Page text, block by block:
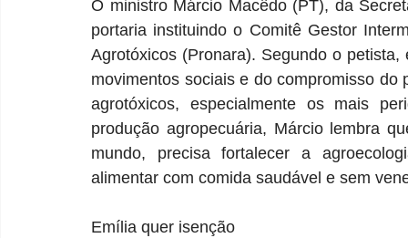
O ministro Márcio Macêdo (PT), da
portaria instituindo o Comitê Gestor
Agrotóxicos (Pronara). Segundo o
movimentos sociais e do compromisso
agrotóxicos, especialmente os mais
produção agropecuária, Márcio lembra
mundo, precisa fortalecer a
alimentar com comida saudável e sem
Emília quer isenção